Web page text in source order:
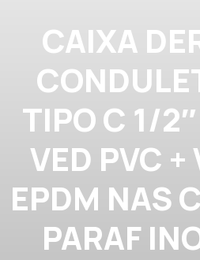
CAIXA
TIPO C 1/
VED PVC +
EPDM NAS
PARAF